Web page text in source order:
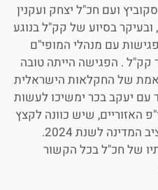
ועם חכ"ל יצחק ועקנין
בסיוע של קק"ל בנוגע
עם מנהלי המופי"ם
קק"ל . הפגישה הייתה טובה
אמת של החקלאות הישראלית
עם יעקב בכר ימשיכו לעשות
האזוריים, שיש כוונה לקצץ
את תקציבם במידה ניכרת בתקציב המדינה לשנת 2024.
של חכ"ל בכל הקשור